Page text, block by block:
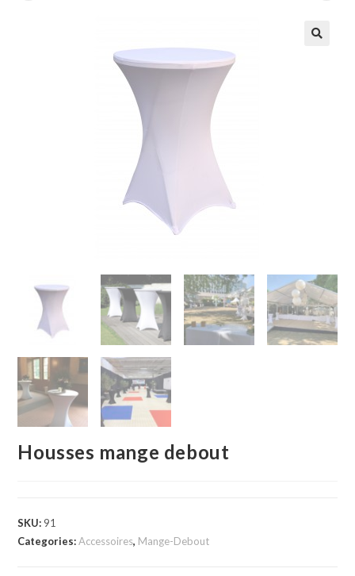
Housses mange debout
SKU: 91
Categories:Accessoires, Mange-Debout